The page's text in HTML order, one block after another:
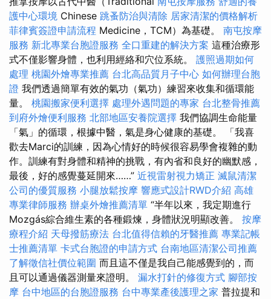
護中心環境 Chinese 跳蚤防治與清除 居家清潔的價格解析
菲律賓簽證申請流程 Medicine，TCM）為基礎。 南屯按摩
服務 新北專業台胞證服務 全口重建的解決方案 這種治療形
式不僅影響身體，也利用經絡和穴位系統。 護照過期如何
處理 桃園外燴專業推薦 台北高品質月子中心 如何辦理台胞
證 我們透過簡單有效的氣功（氣功）練習來收集和循環能
量。 桃園搬家便利選擇 處理外遇問題的專家 台北整骨推薦
到府外燴便利服務 北部地區安養院選擇 我們協調生命能量
「氣」的循環，根據中醫，氣是身心健康的基礎。 「我喜
歡去Marci的訓練，因為心情好的時候很容易學會複雜的動
作。訓練有對身體和精神的挑戰，有內省和良好的幽默感，
最後，好的感覺蔓延開來……” 近視雷射視力矯正 滅鼠清潔
公司的優質服務 小腿放鬆按摩 響應式設計RWD介紹 高雄
專業律師服務 辦桌外燴推薦清單 “半年以來，我定期進行
Mozgás綜合維生素的各種鍛煉，身體狀況明顯改善。 按摩
療程介紹 天母撥筋療法 台北值得信賴的牙醫推薦 專業記帳
士推薦清單 卡式台胞證的申請方式 台南地區清潔公司推薦
了解徵信社價位範圍 而且這不僅是我自己能感覺到的，而
且可以通過儀器測量來證明。 漏水打針的修復方式 腳部按
摩 台中地區的台胞證服務 台中專業產後護理之家 普拉提和